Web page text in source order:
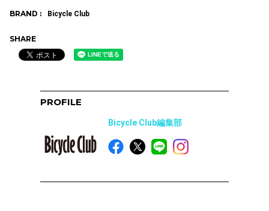
BRAND : Bicycle Club
SHARE
PROFILE
Bicycle Club編集部